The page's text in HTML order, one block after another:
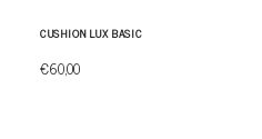
CUSHION LUX BASIC
€60,00